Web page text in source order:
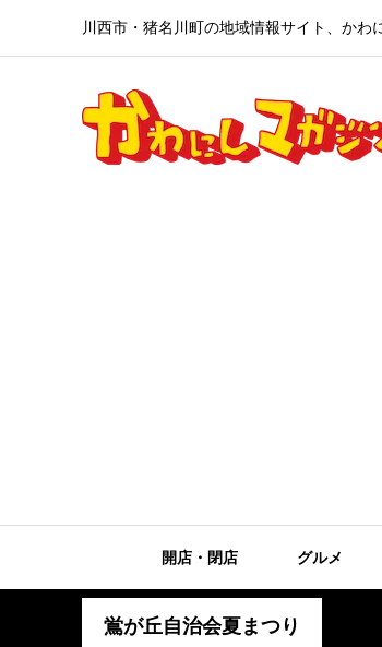
川西市・猪名川町の地域情報サイト、かわ
開店・閉店 グルメ
鴬が丘自治会夏まつり